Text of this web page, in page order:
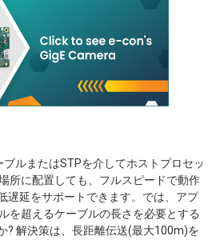
ルまたはSTPを介してホストプロセッ
所に配置しても、フルスピードで動作
遅延をサポートできます。では、アプ
を超えるケーブルの長さを必要とする
? 解決策は、長距離伝送(最大100m)を